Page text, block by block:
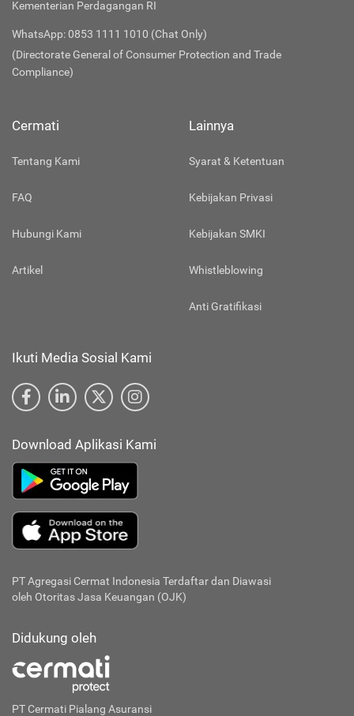
Kementerian Perdagangan RI
WhatsApp: 0853 1111 1010 (Chat Only)
(Directorate General of Consumer Protection and Trade
Compliance)
Cermati
Tentang Kami
FAQ
Hubungi Kami
Artikel
Lainnya
Syarat & Ketentuan
Kebijakan Privasi
Kebijakan SMKI
Whistleblowing
Anti Gratifikasi
Ikuti Media Sosial Kami
Download Aplikasi Kami
PT Agregasi Cermat Indonesia Terdaftar dan Diawasi
oleh Otoritas Jasa Keuangan (OJK)
Didukung oleh
PT Cermati Pialang Asuransi